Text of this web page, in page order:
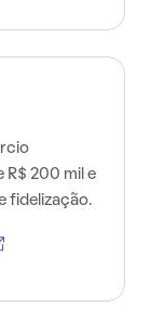
200 mil e
fidelização.